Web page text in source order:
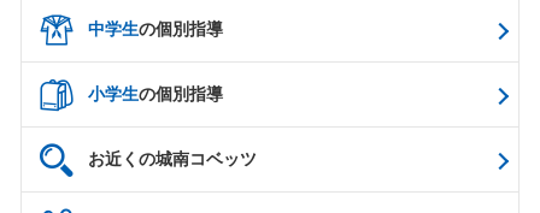
中学生の個別指導
小学生の個別指導
お近くの城南コベッツ